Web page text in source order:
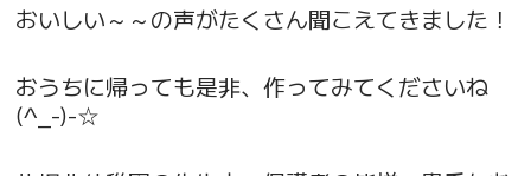
おいしい～～の声がたくさん聞こえてきました！
おうちに帰っても是非、作ってみてくださいね
(^_-)-☆